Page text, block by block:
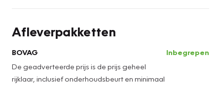
Afleverpakketten
BOVAG
De geadverteerde prijs is de prijs geheel
rijklaar, inclusief onderhoudsbeurt en minimaal
Inbegrepen